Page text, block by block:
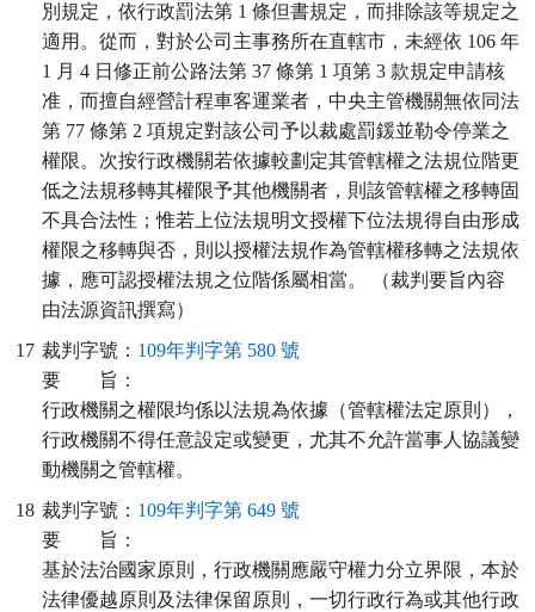
別規定，依行政罰法第 1 條但書規定，而排除該等規定之
適用。從而，對於公司主事務所在直轄市，未經依 106 年
1 月 4 日修正前公路法第 37 條第 1 項第 3 款規定申請核
准，而擅自經營計程車客運業者，中央主管機關無依同法
第 77 條第 2 項規定對該公司予以裁處罰鍰並勒令停業之
權限。次按行政機關若依據較劃定其管轄權之法規位階更
低之法規移轉其權限予其他機關者，則該管轄權之移轉固
不具合法性；惟若上位法規明文授權下位法規得自由形成
權限之移轉與否，則以授權法規作為管轄權移轉之法規依
據，應可認授權法規之位階係屬相當。 （裁判要旨內容
由法源資訊撰寫）
17 裁判字號： 109年判字第 580 號
要
旨：
行政機關之權限均係以法規為依據（管轄權法定原則），
行政機關不得任意設定或變更，尤其不允許當事人協議變
動機關之管轄權。
18 裁判字號： 109年判字第 649 號
要
旨：
基於法治國家原則，行政機關應嚴守權力分立界限，本於
法律優越原則及法律保留原則，一切行政行為或其他行政